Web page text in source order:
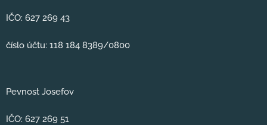
IČO: 627 269 43
číslo účtu: 118 184 8389/0800
Pevnost Josefov
IČO: 627 269 51